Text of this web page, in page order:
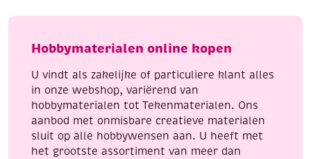
meter,
eye
meter,
pink
Hobbymaterialen online kopen
U vindt als zakelijke of particuliere klant alles
in onze webshop, variërend van
hobbymaterialen tot Tekenmaterialen. Ons
aanbod met onmisbare creatieve materialen
sluit op alle hobbywensen aan. U heeft met
het grootste assortiment van meer dan